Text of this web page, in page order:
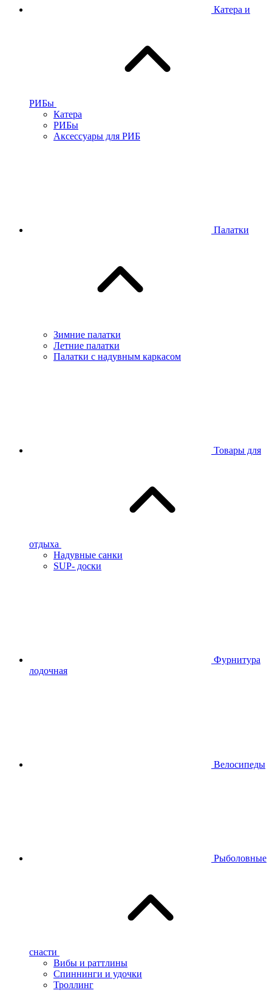
Катера и
РИБы
Катера
РИБы
Аксессуары для РИБ
Палатки
Зимние палатки
Летние палатки
Палатки с надувным каркасом
Товары для
отдыха
Надувные санки
SUP- доски
Фурнитура
лодочная
Велосипеды
Рыболовные
снасти
Вибы и раттлины
Спиннинги и удочки
Троллинг